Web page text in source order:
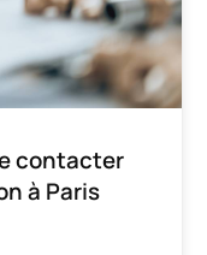
contacter
à Paris